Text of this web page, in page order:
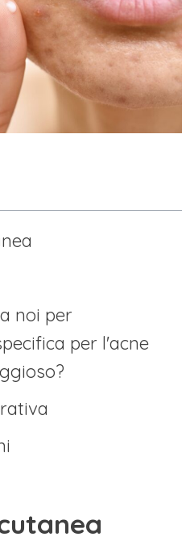
noi per
per l'acne